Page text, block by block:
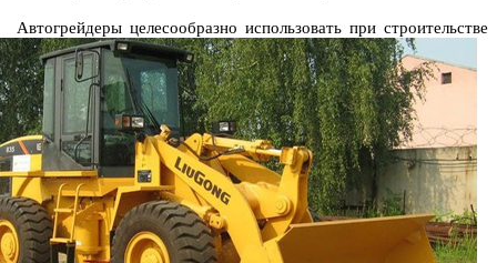
Автогрейдеры целесообразно использовать при строительстве